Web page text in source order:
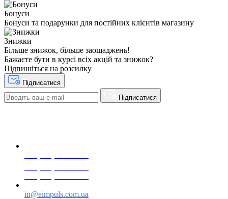
Бонуси
Бонуси та подарунки для постійних клієнтів магазину
Знижки
Більше знижок, більше заощаджень!
Бажаєте бути в курсі всіх акцій та знижок?
Підпишіться на розсилку
Підписатися
Підписатися
in@eimpuls.com.ua